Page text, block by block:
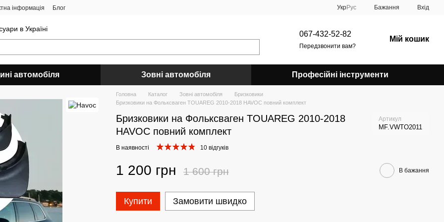
інформація Блог УкрРус Бажання Вхід
в Україні
067-432-52-82
Передзвонити вам?
Мій кошик
автомобіля Зовні автомобіля Професійні інструменти
Головна Каталог Зовні автомобіля
Бризковики
Бризковики на Фольксваген TOUAREG 2010-2018 HAVOC повний комплект
Бризковики на Фольксваген TOUAREG 2010-2018
HAVOC повний комплект
Артикул
MF.VWTO2011
В наявності 10 відгуків
1 200 грн 1 600 грн В бажання
Купити Замовити швидко